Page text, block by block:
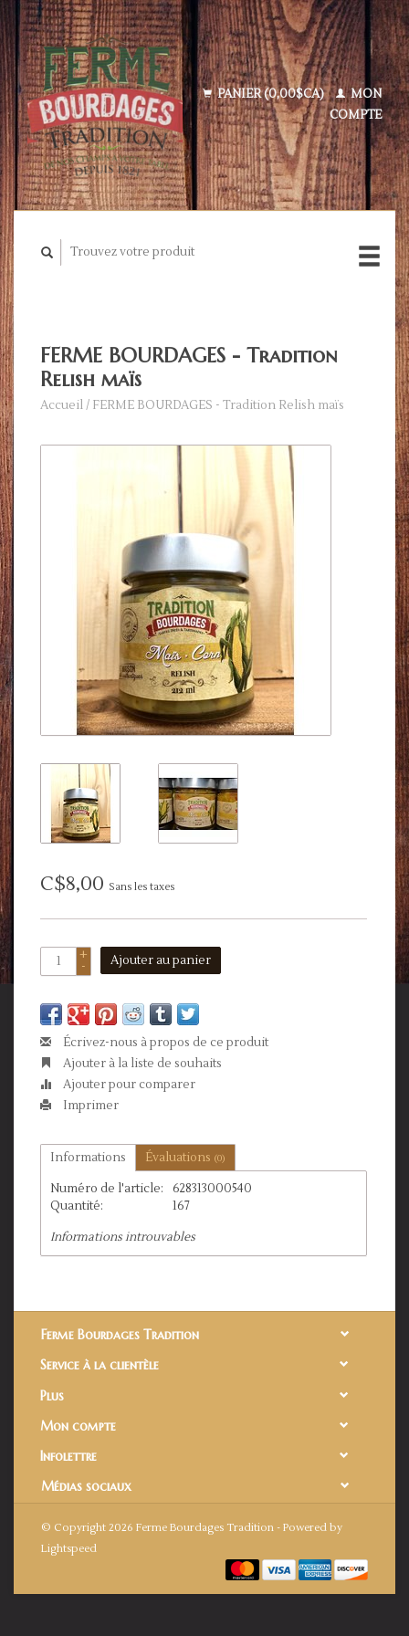
PANIER (0,00$CA)
MON
COMPTE
FERME BOURDAGES - Tradition
Relish maïs
Accueil/ FERME BOURDAGES - Tradition Relish maïs
C$8,00 Sans les taxes
+
-
Ajouter au panier
Écrivez-nous à propos de ce produit
Ajouter à la liste de souhaits
Ajouter pour comparer
Imprimer
Informations Évaluations (0)
Numéro de l'article:
628313000540
Quantité:
167
Informations introuvables
Ferme Bourdages Tradition
Service à la clientèle
Plus
Mon compte
Infolettre
Médias sociaux
© Copyright 2026 Ferme Bourdages Tradition - Powered by
Lightspeed